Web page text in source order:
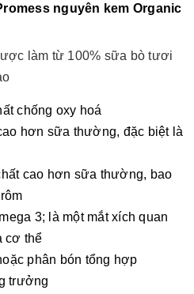
nguyên kem Organic
làm từ 100% sữa bò tươi
chống oxy hoá
hơn sữa thường, đặc biệt là
cao hơn sữa thường, bao
3; là một mắt xích quan
cơ thể
phân bón tổng hợp
trưởng